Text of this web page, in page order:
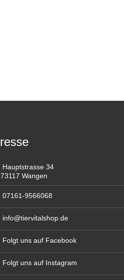
Hauptstrasse 34
73117 Wangen
07161-9566068
info@tiervitalshop.de
Folgt uns auf Facebook
Folgt uns auf Instagram